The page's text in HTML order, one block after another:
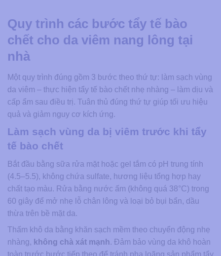
Quy trình các bước tẩy tế bào
chết cho da viêm nang lông tại
nhà
Một quy trình đúng gồm 3 bước theo thứ tự: làm sạch vùng
da viêm – thực hiện tẩy tế bào chết nhẹ nhàng – làm dịu và
cấp ẩm sau điều trị. Tuân thủ đúng thứ tự giúp tối ưu hiệu
quả và giảm nguy cơ kích ứng.
Làm sạch vùng da bị viêm trước khi tẩy
tế bào chết
Bắt đầu bằng sữa rửa mặt hoặc gel tắm có pH trung tính
(4.5–5.5), không chứa sulfate, hương liệu tổng hợp hay
chất tạo màu. Rửa bằng nước ấm (không quá 38°C) trong
60 giây để mở nhẹ lỗ chân lông và loại bỏ bụi bẩn, dầu
thừa trên bề mặt da.
Thấm khô da bằng khăn sạch mềm theo chuyển động nhẹ
nhàng, không chà xát mạnh. Đảm bảo vùng da khô hoàn